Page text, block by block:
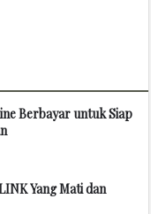
Berbayar untuk Siap
Yang Mati dan